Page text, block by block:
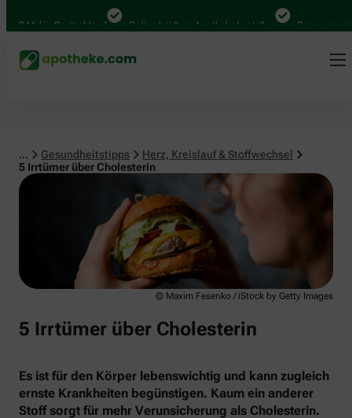
Mal in Deutschland Online bei Ihrer Apotheke bestellen Bequem
... Gesundheitstipps
Herz, Kreislauf & Stoffwechsel
5 Irrtümer über Cholesterin
Herz, Kreislauf & Stoffwechsel
© Maxim Fesenko / iStock by Getty Images
5 Irrtümer über Cholesterin
Es ist für den Körper lebenswichtig und kann zugleich
ernste Krankheiten begünstigen. Kaum ein anderer
Stoff sorgt für mehr Verunsicherung als Cholesterin.